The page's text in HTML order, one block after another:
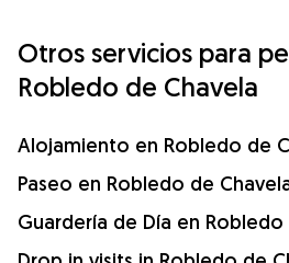
Otros servicios para
Robledo de Chavela
Alojamiento en Robledo de
Paseo en Robledo de
Guardería de Día en Robledo